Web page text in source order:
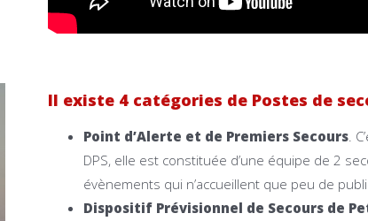
Il existe 4 catégories de Postes de
Point d’Alerte et de Premiers Secours.
DPS, elle est constituée d’une équipe de 2
évènements qui n’accueillent que peu de
Dispositif Prévisionnel de Secours de